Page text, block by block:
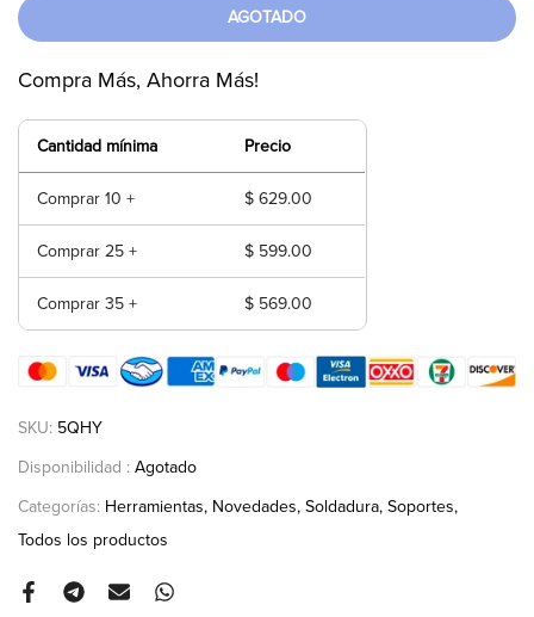
AGOTADO
Compra Más, Ahorra Más!
Cantidad mínima Precio
Comprar 10 + $ 629.00
Comprar 25 + $ 599.00
Comprar 35 + $ 569.00
SKU: 5QHY
Disponibilidad : Agotado
Categorías: Herramientas Novedades Soldadura Soportes
Todos los productos